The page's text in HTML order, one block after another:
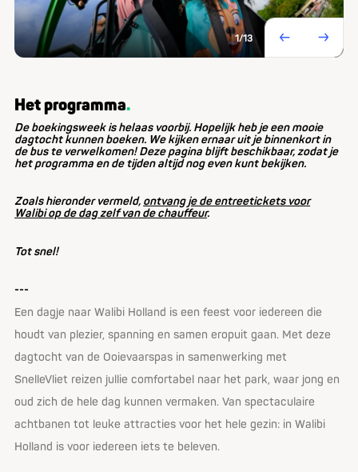
1/13
Het programma
De boekingsweek is helaas voorbij. Hopelijk heb je een mooie
dagtocht kunnen boeken. We kijken ernaar uit je binnenkort in
de bus te verwelkomen!Deze pagina blijft beschikbaar, zodat je
het programma en de tijden altijd nog even kunt bekijken.
Zoals hieronder vermeld, ontvang je de entreetickets voor
Walibi op de dag zelf van de chauffeur.
Tot snel!
---
Een dagje naar Walibi Holland is een feest voor iedereen die
houdt van plezier, spanning en samen eropuit gaan. Met deze
dagtocht van de Ooievaarspas in samenwerking met
SnelleVliet reizen jullie comfortabel naar het park, waar jong en
oud zich de hele dag kunnen vermaken. Van spectaculaire
achtbanen tot leuke attracties voor het hele gezin: in Walibi
Holland is voor iedereen iets te beleven.